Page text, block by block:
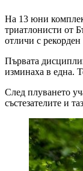
На 13 юни
триатлонисти от
отличи с
Първата
изминаха в една.
След плуването
състезателите и